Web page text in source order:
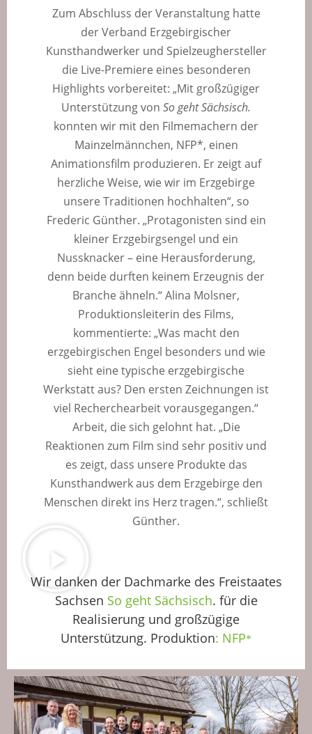
Zum Abschluss der Veranstaltung hatte
der Verband Erzgebirgischer
Kunsthandwerker und Spielzeughersteller
die Live-Premiere eines besonderen
Highlights vorbereitet: „Mit großzügiger
Unterstützung von So geht Sächsisch.
konnten wir mit den Filmemachern der
Mainzelmännchen, NFP*, einen
Animationsfilm produzieren. Er zeigt auf
herzliche Weise, wie wir im Erzgebirge
unsere Traditionen hochhalten“, so
Frederic Günther. „Protagonisten sind ein
kleiner Erzgebirgsengel und ein
Nussknacker – eine Herausforderung,
denn beide durften keinem Erzeugnis der
Branche ähneln.“ Alina Molsner,
Produktionsleiterin des Films,
kommentierte: „Was macht den
erzgebirgischen Engel besonders und wie
sieht eine typische erzgebirgische
Werkstatt aus? Den ersten Zeichnungen ist
viel Recherchearbeit vorausgegangen.“
Arbeit, die sich gelohnt hat. „Die
Reaktionen zum Film sind sehr positiv und
es zeigt, dass unsere Produkte das
Kunsthandwerk aus dem Erzgebirge den
Menschen direkt ins Herz tragen.“, schließt
Günther.
Wir danken der Dachmarke des Freistaates
Sachsen So geht Sächsisch. für die
Realisierung und großzügige
Unterstützung. Produktion: NFP*